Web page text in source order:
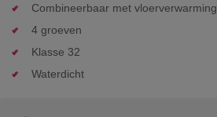
Combineerbaar met vloerverwarming
4 groeven
Klasse 32
Waterdicht